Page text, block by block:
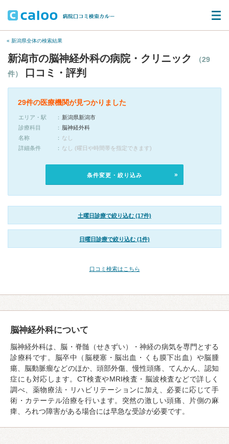
« 新潟県全体の検索結果
新潟市の脳神経外科の病院・クリニック
（29
件）
口コミ・評判
29件の医療機関が見つかりました
エリア・駅
新潟県新潟市
診療科目
脳神経外科
名称
なし
詳細条件
なし (曜日や時間帯を指定できます)
条件変更・絞り込み
土曜日診療で絞り込む (17件)
日曜日診療で絞り込む (1件)
口コミ検索はこちら
脳神経外科について
脳神経外科は、脳・脊髄（せきずい）・神経の病気を専門とする
診療科です。脳卒中（脳梗塞・脳出血・くも膜下出血）や脳腫
瘍、脳動脈瘤などのほか、頭部外傷、慢性頭痛、てんかん、認知
症にも対応します。CT検査やMRI検査・脳波検査などで詳しく
調べ、薬物療法・リハビリテーションに加え、必要に応じて手
術・カテーテル治療を行います。突然の激しい頭痛、片側の麻
痺、ろれつ障害がある場合には早急な受診が必要です。